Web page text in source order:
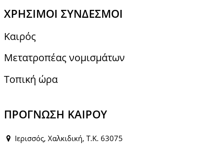
ΧΡΉΣΙΜΟΙ ΣΎΝΔΕΣΜΟΙ
Καιρός
Μετατροπέας νομισμάτων
Τοπική ώρα
ΠΡΌΓΝΩΣΗ ΚΑΙΡΟΎ
Ιερισσός, Χαλκιδική, Τ.Κ. 63075